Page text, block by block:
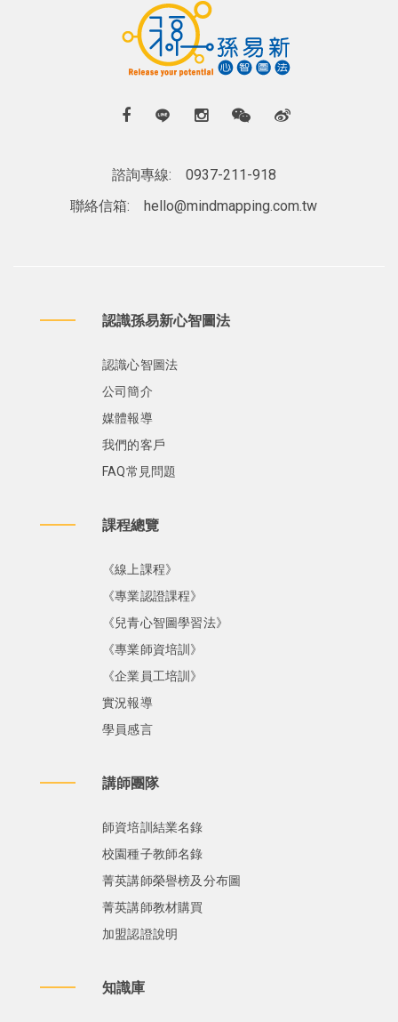
諮詢專線:
0937-211-918
聯絡信箱:
hello@mindmapping.com.tw
認識孫易新心智圖法
認識心智圖法
公司簡介
媒體報導
我們的客戶
FAQ常見問題
課程總覽
《線上課程》
《專業認證課程》
《兒青心智圖學習法》
《專業師資培訓》
《企業員工培訓》
實況報導
學員感言
講師團隊
師資培訓結業名錄
校園種子教師名錄
菁英講師榮譽榜及分布圖
菁英講師教材購買
加盟認證說明
知識庫